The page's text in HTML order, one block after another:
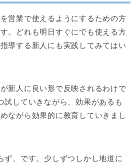
営業で使えるようにするための方
。どれも明日すぐにでも使える方
導する新人にも実践してみてはい
新人に良い形で反映されるわけで
試していきながら、効果があるも
ながら効果的に教育していきまし
ず、です。少しずつしかし地道に